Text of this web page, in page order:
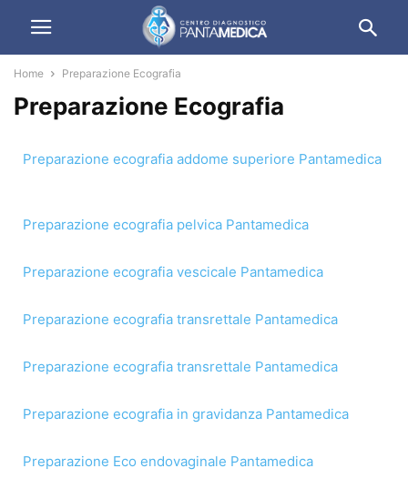
Home Preparazione Ecografia
Preparazione Ecografia
Preparazione ecografia addome superiore Pantamedica
Preparazione ecografia pelvica Pantamedica
Preparazione ecografia vescicale Pantamedica
Preparazione ecografia transrettale Pantamedica
Preparazione ecografia transrettale Pantamedica
Preparazione ecografia in gravidanza Pantamedica
Preparazione Eco endovaginale Pantamedica